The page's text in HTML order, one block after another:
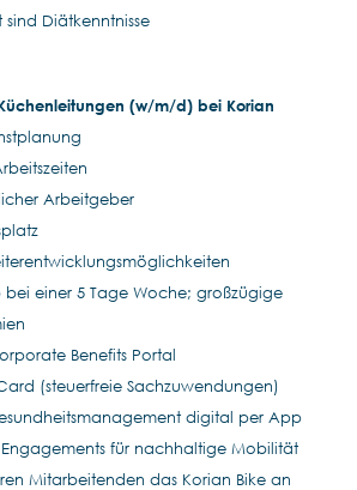
sind Diätkenntnisse
(w/m/d) bei Korian
Arbeitgeber
bei einer 5 Tage Woche; großzügige
Benefits Portal
(steuerfreie Sachzuwendungen)
digital per App
Engagements für nachhaltige Mobilität
Mitarbeitenden das Korian Bike an